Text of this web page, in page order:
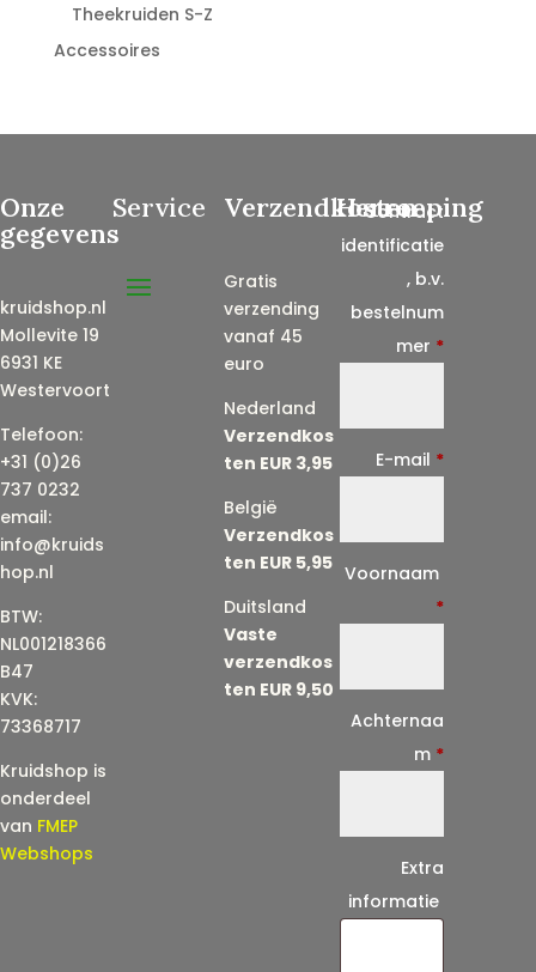
Theekruiden S-Z
Accessoires
Onze
gegevens
kruidshop.nl
Mollevite 19
6931 KE
Westervoort
Telefoon:
+31 (0)26
737 0232
email:
info@kruids
hop.nl
BTW:
NL001218366
B47
KVK:
73368717
Kruidshop is
onderdeel
van FMEP
Webshops
Service Verzendkosten
Gratis
verzending
vanaf 45
euro
Nederland
Verzendkos
ten EUR 3,95
België
Verzendkos
ten EUR 5,95
Duitsland
Vaste
verzendkos
ten EUR 9,50
Herroeping
Contract
identificatie
, b.v.
bestelnum
mer *
E-mail *
Voornaam
*
Achternaa
m *
Extra
informatie